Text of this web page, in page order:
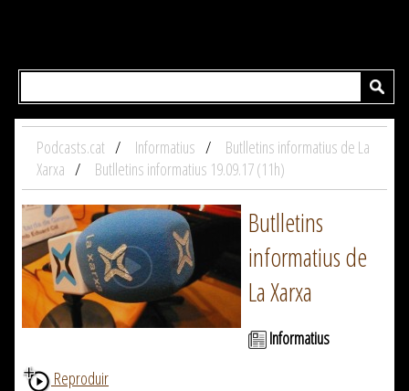
Podcasts.cat Informatius
Butlletins informatius de La
Xarxa
Butlletins informatius 19.09.17 (11h)
Butlletins
informatius de
La Xarxa
Informatius
Reproduir